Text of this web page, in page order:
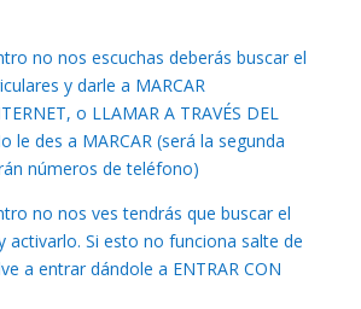
no nos escuchas deberás buscar el
y darle a MARCAR
o LLAMAR A TRAVÉS DEL
le des a MARCAR (será la segunda
números de teléfono)
no nos ves tendrás que buscar el
activarlo. Si esto no funciona salte de
a entrar dándole a ENTRAR CON